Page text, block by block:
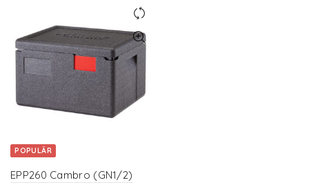
POPULÄR
EPP260 Cambro (GN1/2)